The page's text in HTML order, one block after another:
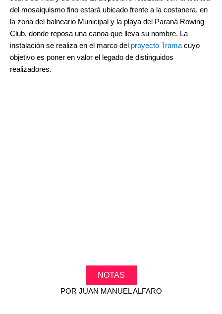
del mosaiquismo fino estará ubicado frente a la costanera, en
la zona del balneario Municipal y la playa del Paraná Rowing
Club, donde reposa una canoa que lleva su nombre. La
instalación se realiza en el marco del proyecto Trama cuyo
objetivo es poner en valor el legado de distinguidos
realizadores.
NOTAS
POR JUAN MANUEL ALFARO